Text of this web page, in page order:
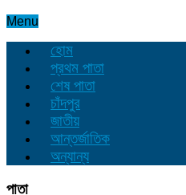
Menu
হোম
প্রথম পাতা
শেষ পাতা
চাঁদপুর
জাতীয়
আন্তর্জাতিক
অন্যান্য
পাতা